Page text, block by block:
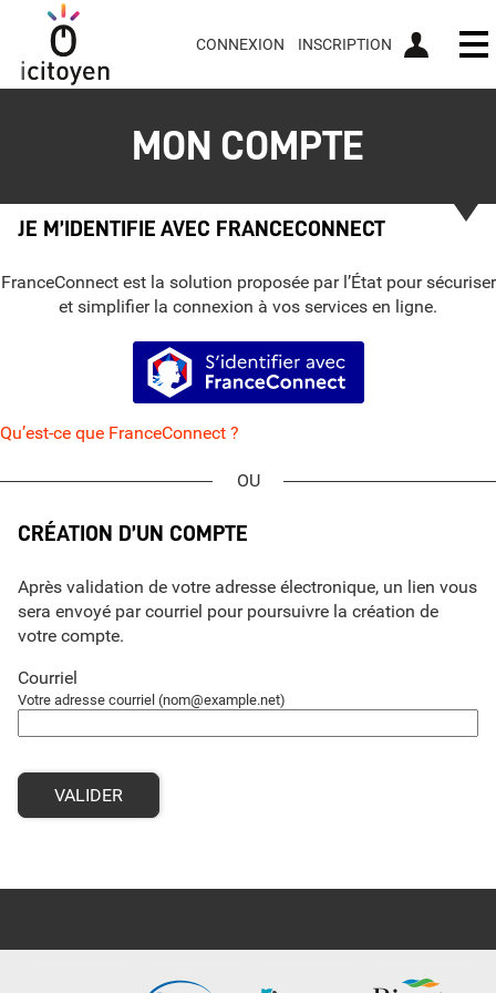
CONNEXION INSCRIPTION
MON COMPTE
JE M’IDENTIFIE AVEC FRANCECONNECT
FranceConnect est la solution proposée par l’État pour sécuriser
et simplifier la connexion à vos services en ligne.
S’identifier avec FranceConnect
Qu’est-ce que FranceConnect ?
CRÉATION D’UN COMPTE
Après validation de votre adresse électronique, un lien vous
sera envoyé par courriel pour poursuivre la création de
votre compte.
Courriel
Votre adresse courriel (nom@example.net)
VALIDER